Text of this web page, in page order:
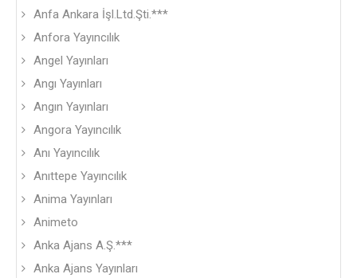
Anfa Ankara İşl.Ltd.Şti.***
Anfora Yayıncılık
Angel Yayınları
Angı Yayınları
Angın Yayınları
Angora Yayıncılık
Anı Yayıncılık
Anıttepe Yayıncılık
Anima Yayınları
Animeto
Anka Ajans A.Ş.***
Anka Ajans Yayınları